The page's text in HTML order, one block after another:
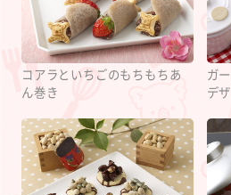
コアラといちごのもちもちあ
ん巻き
ガ
デ